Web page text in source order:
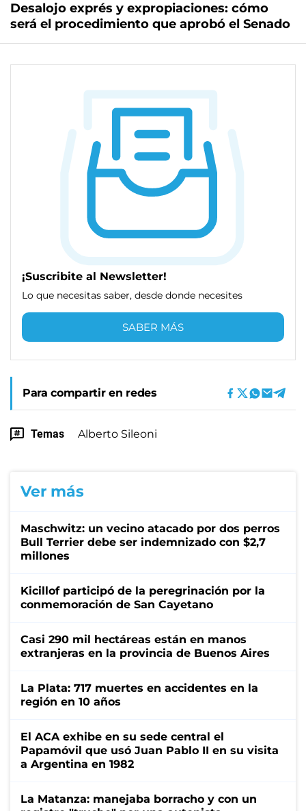
Desalojo exprés y expropiaciones: cómo
será el procedimiento que aprobó el Senado
¡Suscribite al Newsletter!
Lo que necesitas saber, desde donde necesites
SABER MÁS
Para compartir en redes
Temas Alberto Sileoni
Ver más
Maschwitz: un vecino atacado por dos perros
Bull Terrier debe ser indemnizado con $2,7
millones
Kicillof participó de la peregrinación por la
conmemoración de San Cayetano
Casi 290 mil hectáreas están en manos
extranjeras en la provincia de Buenos Aires
La Plata: 717 muertes en accidentes en la
región en 10 años
El ACA exhibe en su sede central el
Papamóvil que usó Juan Pablo II en su visita
a Argentina en 1982
La Matanza: manejaba borracho y con un